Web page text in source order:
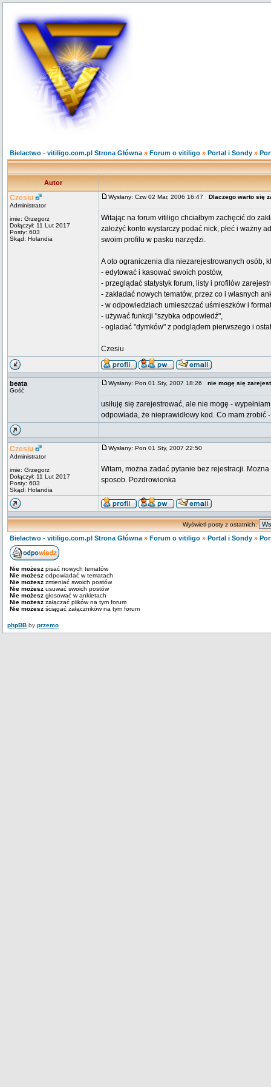
Bielactwo - vitiligo.com.pl Strona Główna » Forum o vitiligo » Portal i Sondy »
Autor
Czesiu
Administrator
imie: Grzegorz
Dołączył: 11 Lut 2017
Posty: 603
Skąd: Holandia
Wysłany: Czw 02 Mar, 2006 16:47 Dlaczego warto się
Witając na forum vitiligo chciałbym zachęcić do
założyć konto wystarczy podać nick, płeć i ważny
swoim profilu w pasku narzędzi.
A oto ograniczenia dla niezarejestrowanych osób,
- edytować i kasować swoich postów,
- przeglądać statystyk forum, listy i profilów
- zakładać nowych tematów, przez co i własnych
- w odpowiedziach umieszczać uśmieszków i
- używać funkcji "szybka odpowiedź",
- ogladać "dymków" z podglądem pierwszego i
Czesiu
beata
Gość
Wysłany: Pon 01 Sty, 2007 18:26 nie mogę się
usiłuję się zarejestrować, ale nie mogę -
odpowiada, że nieprawidłowy kod. Co mam zrobić
Czesiu
Administrator
imie: Grzegorz
Dołączył: 11 Lut 2017
Posty: 603
Skąd: Holandia
Wysłany: Pon 01 Sty, 2007 22:50
Witam, można zadać pytanie bez rejestracji.
sposob. Pozdrowionka
Wyświetl posty z ostatnich:
Bielactwo - vitiligo.com.pl Strona Główna » Forum o vitiligo » Portal i Sondy »
Nie możesz pisać nowych tematów
Nie możesz odpowiadać w tematach
Nie możesz zmieniać swoich postów
Nie możesz usuwać swoich postów
Nie możesz głosować w ankietach
Nie możesz załączać plików na tym forum
Nie możesz ściągać załączników na tym forum
phpBB by przemo